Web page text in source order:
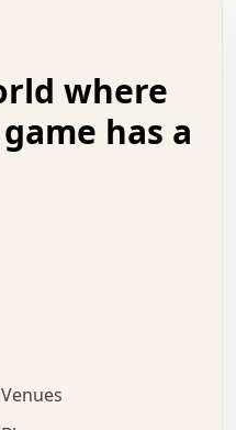
.   .   .   +   .   .
.   .   .   .   :   .
.   .   .   .   .   +
.   .   o   .   .
.   .   :   .   .   o
.   o   .   .   .
.   .   .   .   .
.   .   x   .   .
.   .   .   .   .   o
.   .   .   .   .   .
.   .   .   .   +   .
.   .   .   .   .   .
o   .   .   .   .
where
has a
Venues